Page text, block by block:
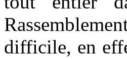
difficile, en